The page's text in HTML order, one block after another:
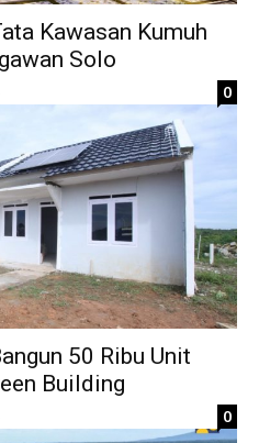
Kawasan Kumuh
Solo
0
50 Ribu Unit
Building
0